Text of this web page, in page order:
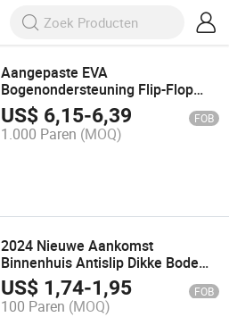
Aangepaste EVA
Bogenondersteuning Flip-Flop
Slipper
US$ 6,15-6,39 FOB
1.000 Paren (MOQ)
2024 Nieuwe Aankomst
Binnenhuis Antislip Dikke Bodem
Koppel Slippers
US$ 1,74-1,95 FOB
100 Paren (MOQ)